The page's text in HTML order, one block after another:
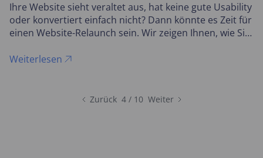
Ihre Website sieht veraltet aus, hat keine gute Usability
oder konvertiert einfach nicht? Dann könnte es Zeit für
einen Website-Relaunch sein. Wir zeigen Ihnen, wie Sie
Weiterlesen
Zurück 4 / 10 Weiter